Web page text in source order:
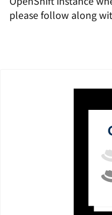
please follow along